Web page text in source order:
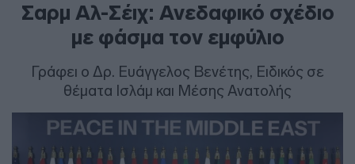
Σαρμ Αλ-Σέιχ: Ανεδαφικό σχέδιο
με φάσμα τον εμφύλιο
Γράφει ο Δρ. Ευάγγελος Βενέτης, Ειδικός σε
θέματα Ισλάμ και Μέσης Ανατολής